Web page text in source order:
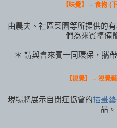
【味覺】 – 食物 (
由農夫、社區菜園等所提供的
們為來賓準備
＊ 請與會來賓一同環保，攜
【視覺】 – 視覺
現場將展示自閉症協會的插畫
品。